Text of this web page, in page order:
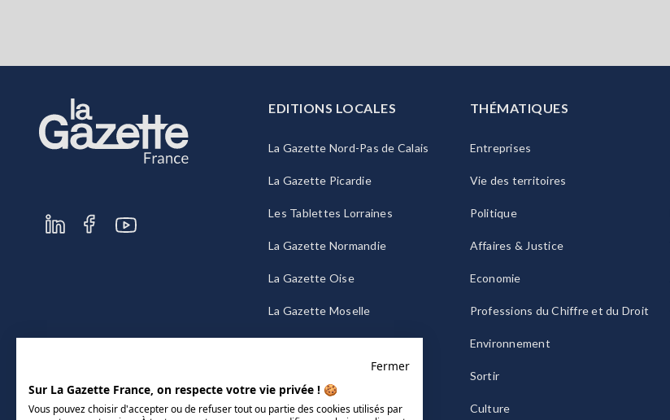
EDITIONS LOCALES
La Gazette Nord-Pas de Calais
La Gazette Picardie
Les Tablettes Lorraines
La Gazette Normandie
La Gazette Oise
La Gazette Moselle
THÉMATIQUES
Entreprises
Vie des territoires
Politique
Affaires & Justice
Economie
Professions du Chiffre et du Droit
Environnement
Sortir
Culture
Fermer
Sur La Gazette France, on respecte votre vie privée ! 🍪
Vous pouvez choisir d'accepter ou de refuser tout ou partie des cookies utilisés par